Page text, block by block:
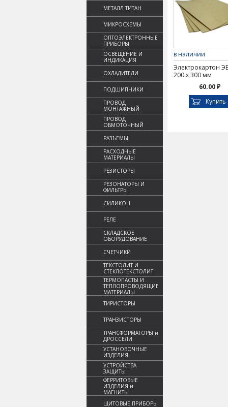
МЕТАЛЛ ТИТАН
МИКРОСХЕМЫ
ОПТОЭЛЕКТРОННЫЕ
ПРИБОРЫ
ОСВЕЩЕНИЕ И
ИНДИКАЦИЯ
ОХЛАДИТЕЛИ
ПОДШИПНИКИ
ПРОВОД
МОНТАЖНЫЙ
ПРОВОД
ОБМОТОЧНЫЙ
РАЗЪЕМЫ
РАСХОДНЫЕ
МАТЕРИАЛЫ
РЕЗИСТОРЫ
РЕЗОНАТОРЫ И
ФИЛЬТРЫ
СИЛИКОН
РЕЛЕ
СКЛАДСКОЕ
ОБОРУДОВАНИЕ
СЧЕТЧИКИ
ТЕКСТОЛИТ И
СТЕКЛОТЕКСТОЛИТ
ТЕРМОПАСТЫ И
ТЕПЛОПРОВОДЯЩИЕ
МАТЕРИАЛЫ
ТИРИСТОРЫ
ТРАНЗИСТОРЫ
ТРАНСФОРМАТОРЫ и
ДРОССЕЛИ
УСТАНОВОЧНЫЕ
ИЗДЕЛИЯ
УСТРОЙСТВА
ЗАЩИТЫ
ФЕРРИТОВЫЕ
ИЗДЕЛИЯ и
МАГНИТЫ
ЩИТОВЫЕ ПРИБОРЫ
в наличии
Электрокартон
200 х 300 мм
60.00 ₽
Купить